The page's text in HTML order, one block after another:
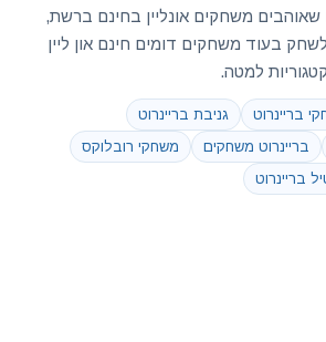
משחקים אונליין בחינם ברשת,
בעוד משחקים דומים חינם און ליין
למטה.
בריינרוט
גניבת בריינרוט
בריינרוט משחקים
משחקי רובלוקס
בריינרוט